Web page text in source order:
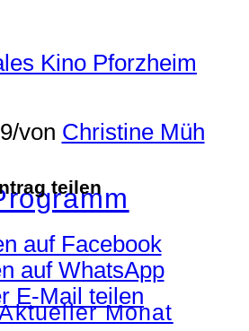
Monat
/von Christine Müh
teilen
auf Facebook
auf WhatsApp
E-Mail teilen